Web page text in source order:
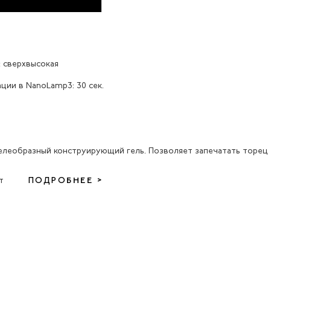
в NanoLamp3: 30 сек.
конструирующий гель. Позволяет запечатать торец
ПОДРОБНЕЕ >